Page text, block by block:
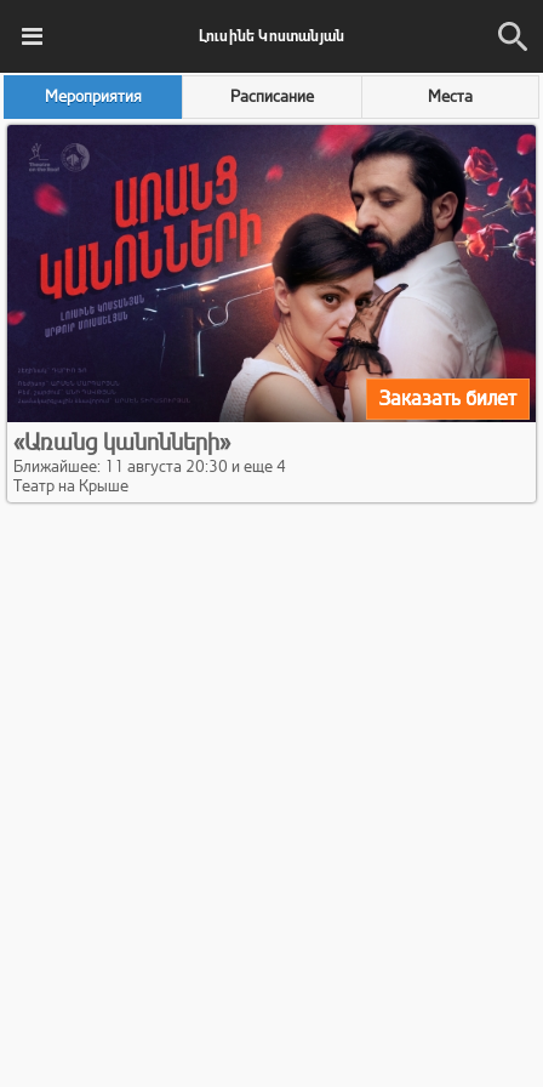
Լուսինե Կոստանյան
Мероприятия Расписание Места
Заказать билет
«Առանց կանոնների»
Ближайшее: 11 августа 20:30 и еще 4
Театр на Крыше